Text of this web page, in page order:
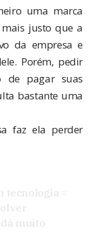
uma marca
justo que a
da empresa e
Porém, pedir
de pagar suas
bastante uma
faz ela perder